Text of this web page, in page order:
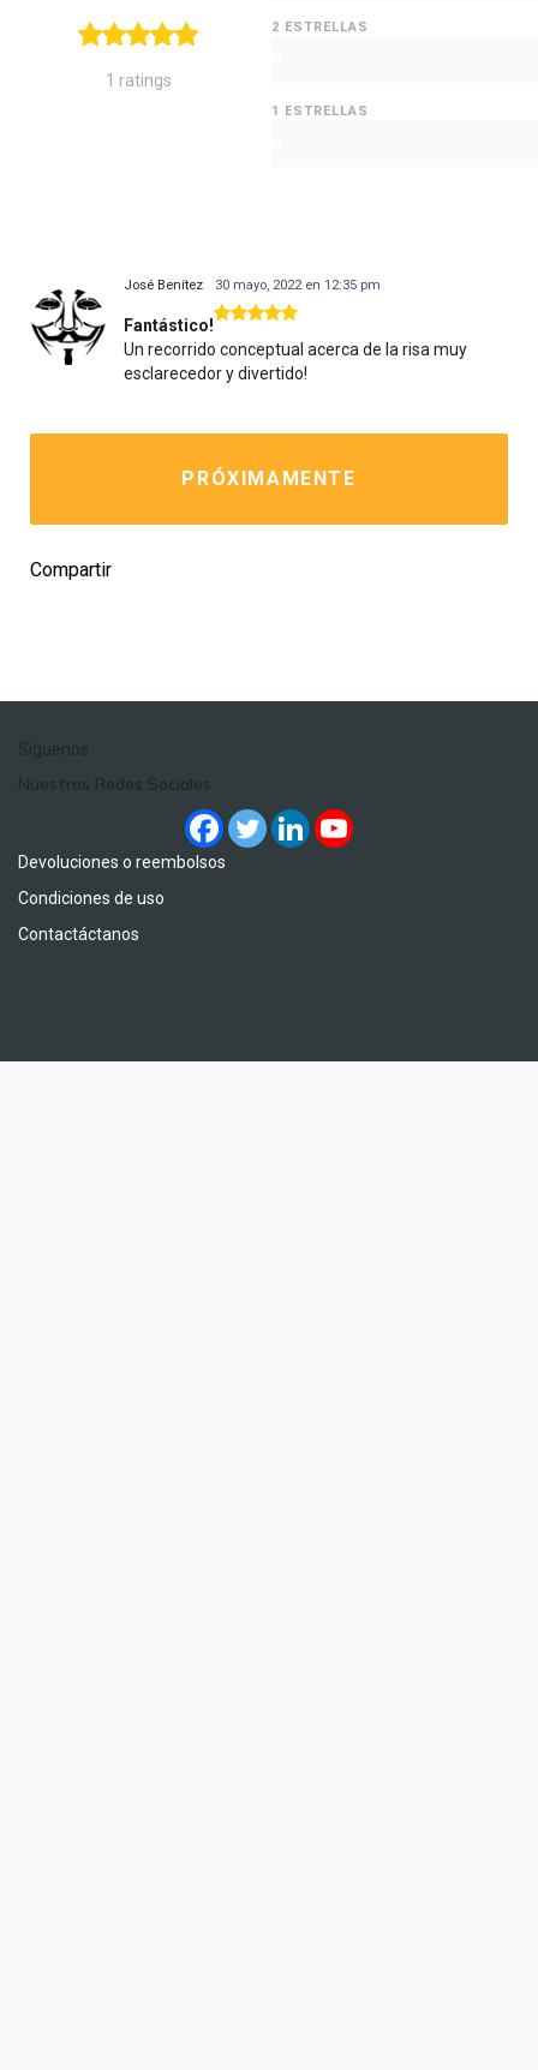
1 ratings
2 ESTRELLAS
1 ESTRELLAS
José Benítez 30 mayo, 2022 en 12:35 pm
Fantástico!
Un recorrido conceptual acerca de la risa muy
esclarecedor y divertido!
PRÓXIMAMENTE
Compartir
Síguenos
Nuestras Redes Sociales
Devoluciones o reembolsos
Condiciones de uso
Contactáctanos